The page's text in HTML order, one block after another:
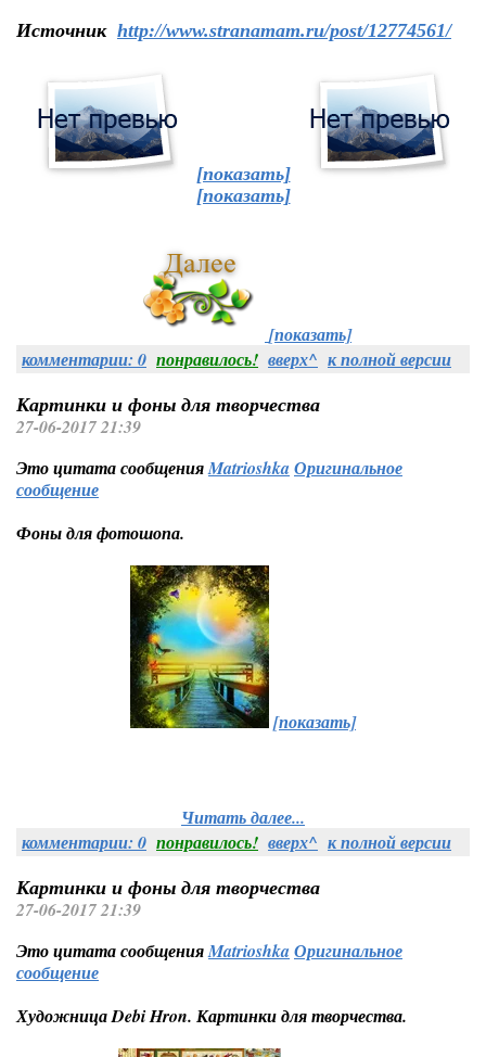
Источник http://www.stranamam.ru/post/12774561/
[показать]
[показать]
[показать]
комментарии: 0 понравилось! вверх^ к полной версии
Картинки и фоны для творчества
27-06-2017 21:39
Это цитата сообщенияMatrioshkaОригинальное
сообщение
Фоны для фотошопа.
[показать]
Читать далее...
комментарии: 0 понравилось! вверх^ к полной версии
Картинки и фоны для творчества
27-06-2017 21:39
Это цитата сообщенияMatrioshkaОригинальное
сообщение
Художница Debi Hron. Картинки для творчества.